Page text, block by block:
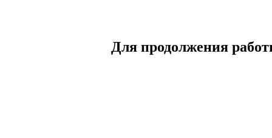
Для продолжения